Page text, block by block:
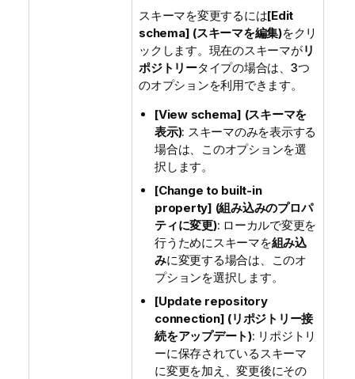
スキーマを変更するには[Edit
schema] (スキーマを編集)をクリ
ックします。現在のスキーマがリ
ポジトリータイプの場合は、3つ
のオプションを利用できます。
[View schema] (スキーマを
表示): スキーマのみを表示する
場合は、このオプションを選
択します。
[Change to built-in
property] (組み込みのプロパ
ティに変更): ローカルで変更を
行うためにスキーマを組み込
みに変更する場合は、このオ
プションを選択します。
[Update repository
connection] (リポジトリー接
続をアップデート): リポジトリ
ーに保存されているスキーマ
に変更を加え、変更後にその